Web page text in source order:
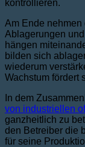
kontrollieren.
Am Ende
Ablagerungen
hängen
bilden sich
wiederum
Wachstum fördert
In dem
von industriellen
ganzheitlich zu
den Betreiber die
für seine